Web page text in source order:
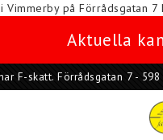
på Förrådsgatan 7
Aktuella
F-skatt. Förrådsgatan 7 -